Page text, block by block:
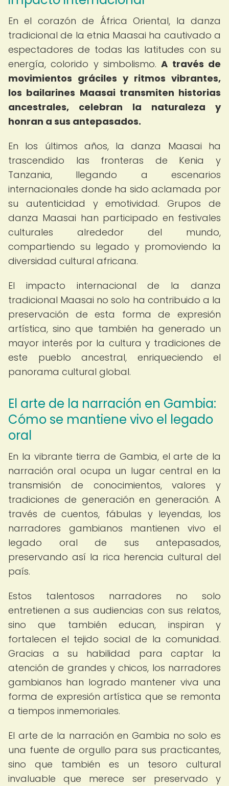
En el corazón de África Oriental, la danza
tradicional de la etnia Maasai ha cautivado a
espectadores de todas las latitudes con su
energía, colorido y simbolismo.A través de
movimientos gráciles y ritmos vibrantes,
los bailarines Maasai transmiten historias
ancestrales, celebran la naturaleza y
honran a sus antepasados.
En los últimos años, la danza Maasai ha
trascendido las fronteras de Kenia y
Tanzania, llegando a escenarios
internacionales donde ha sido aclamada por
su autenticidad y emotividad. Grupos de
danza Maasai han participado en festivales
culturales alrededor del mundo,
compartiendo su legado y promoviendo la
diversidad cultural africana.
El impacto internacional de la danza
tradicional Maasai no solo ha contribuido a la
preservación de esta forma de expresión
artística, sino que también ha generado un
mayor interés por la cultura y tradiciones de
este pueblo ancestral, enriqueciendo el
panorama cultural global.
El arte de la narración en Gambia:
Cómo se mantiene vivo el legado
oral
En la vibrante tierra de Gambia, el arte de la
narración oral ocupa un lugar central en la
transmisión de conocimientos, valores y
tradiciones de generación en generación. A
través de cuentos, fábulas y leyendas, los
narradores gambianos mantienen vivo el
legado oral de sus antepasados,
preservando así la rica herencia cultural del
país.
Estos talentosos narradores no solo
entretienen a sus audiencias con sus relatos,
sino que también educan, inspiran y
fortalecen el tejido social de la comunidad.
Gracias a su habilidad para captar la
atención de grandes y chicos, los narradores
gambianos han logrado mantener viva una
forma de expresión artística que se remonta
a tiempos inmemoriales.
El arte de la narración en Gambia no solo es
una fuente de orgullo para sus practicantes,
sino que también es un tesoro cultural
invaluable que merece ser preservado y